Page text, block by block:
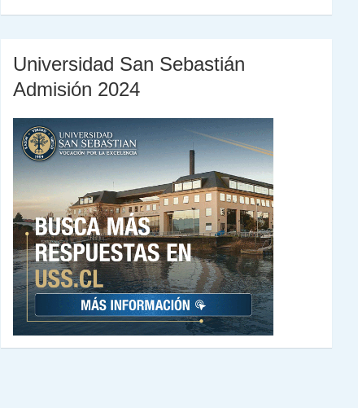
Universidad San Sebastián
Admisión 2024